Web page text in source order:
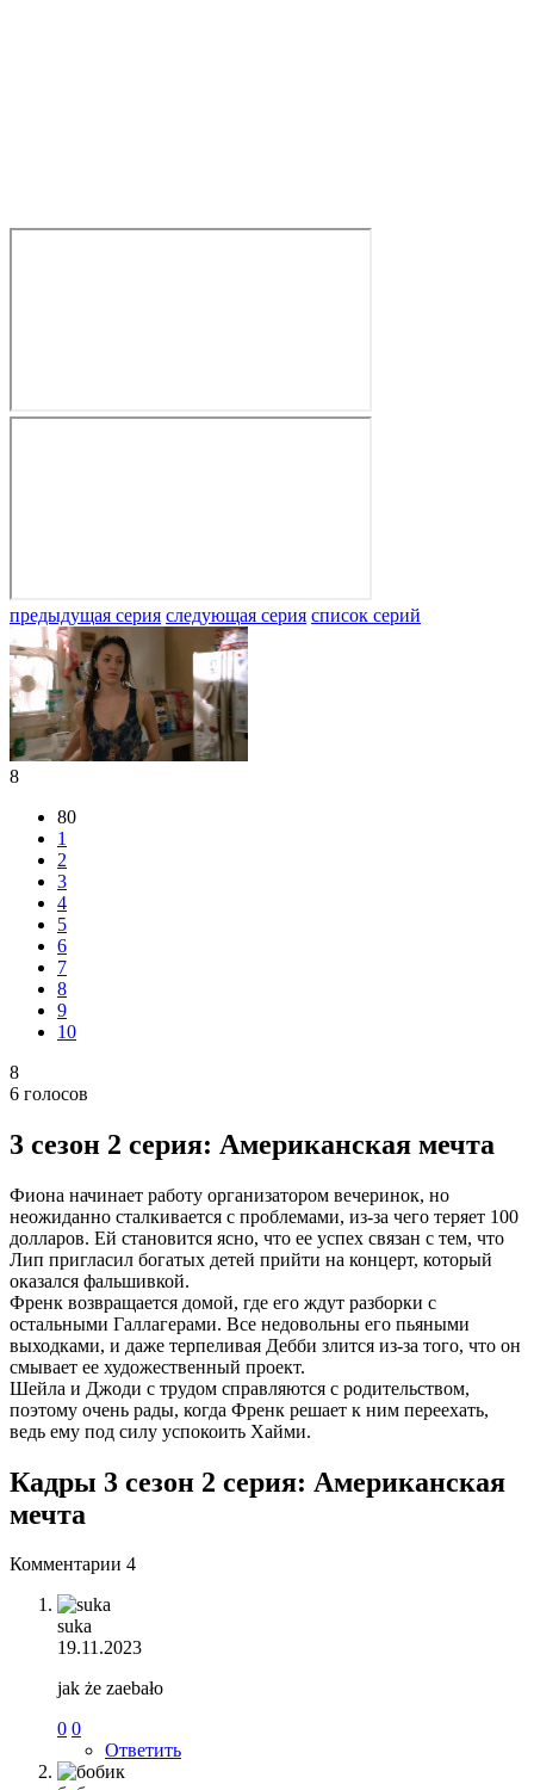
предыдущая серия следующая серия список серий
8
80
1
2
3
4
5
6
7
8
9
10
8
6 голосов
3 сезон 2 серия: Американская мечта
Фиона начинает работу организатором вечеринок, но
неожиданно сталкивается с проблемами, из-за чего теряет 100
долларов. Ей становится ясно, что ее успех связан с тем, что
Лип пригласил богатых детей прийти на концерт, который
оказался фальшивкой.
Френк возвращается домой, где его ждут разборки с
остальными Галлагерами. Все недовольны его пьяными
выходками, и даже терпеливая Дебби злится из-за того, что он
смывает ее художественный проект.
Шейла и Джоди с трудом справляются с родительством,
поэтому очень рады, когда Френк решает к ним переехать,
ведь ему под силу успокоить Хайми.
Кадры 3 сезон 2 серия: Американская
мечта
Комментарии 4
suka
19.11.2023
jak że zaebało
0 0
Ответить